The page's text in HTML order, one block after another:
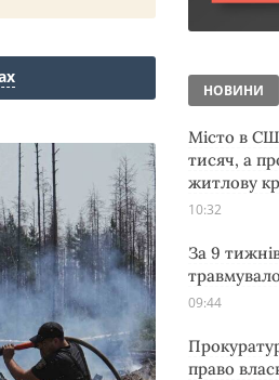
НОВИНИ
Місто в
тисяч, а
житлову
10:32
За 9
09:44
право